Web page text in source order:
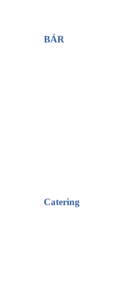
BÁR
Catering